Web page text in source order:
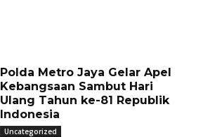
Polda Metro Jaya Gelar Apel
Kebangsaan Sambut Hari
Ulang Tahun ke-81 Republik
Indonesia
Uncategorized